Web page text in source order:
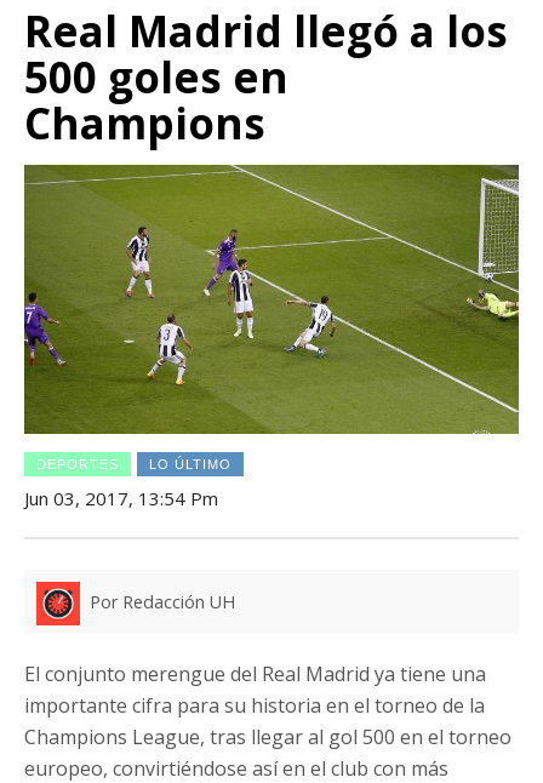
Real Madrid llegó a los
500 goles en
Champions
DEPORTES LO ÚLTIMO
Jun 03, 2017, 13:54 Pm
Por Redacción UH
El conjunto merengue del Real Madrid ya tiene una
importante cifra para su historia en el torneo de la
Champions League, tras llegar al gol 500 en el torneo
europeo, convirtiéndose así en el club con más